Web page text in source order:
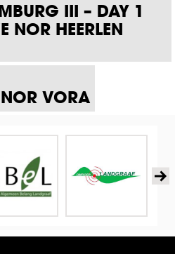
III – DAY 1
NOR HEERLEN
VORA